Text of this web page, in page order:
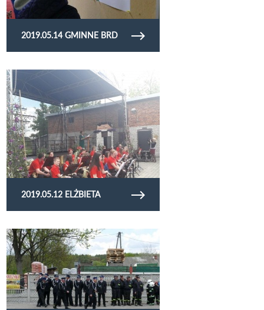
2019.05.14 GMINNE BRD
2019.05.12 ELŻBIETA
Obejrzyj galerię zdjęć 2019.05.12 Elżbieta
Obejrzyj galerię zdjęć 2019.05.11 OSP
Kluczkowice przekazanie samochodu